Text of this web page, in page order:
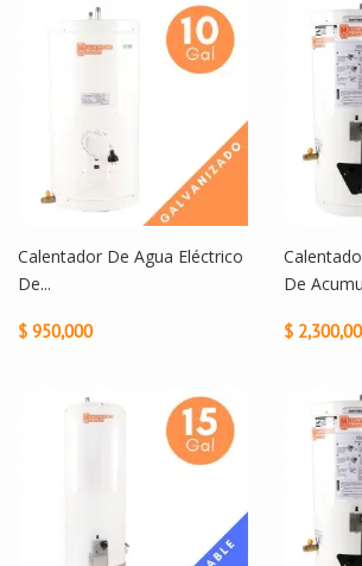
Calentador De Agua Eléctrico
De...
$ 950,000
De
$